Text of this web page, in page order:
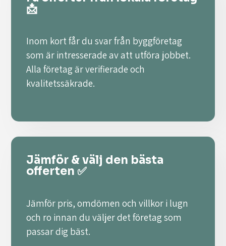
📩
Inom kort får du svar från byggföretag
som är intresserade av att utföra jobbet.
Alla företag är verifierade och
kvalitetssäkrade.
Jämför & välj den bästa
offerten ✅
Jämför pris, omdömen och villkor i lugn
och ro innan du väljer det företag som
passar dig bäst.